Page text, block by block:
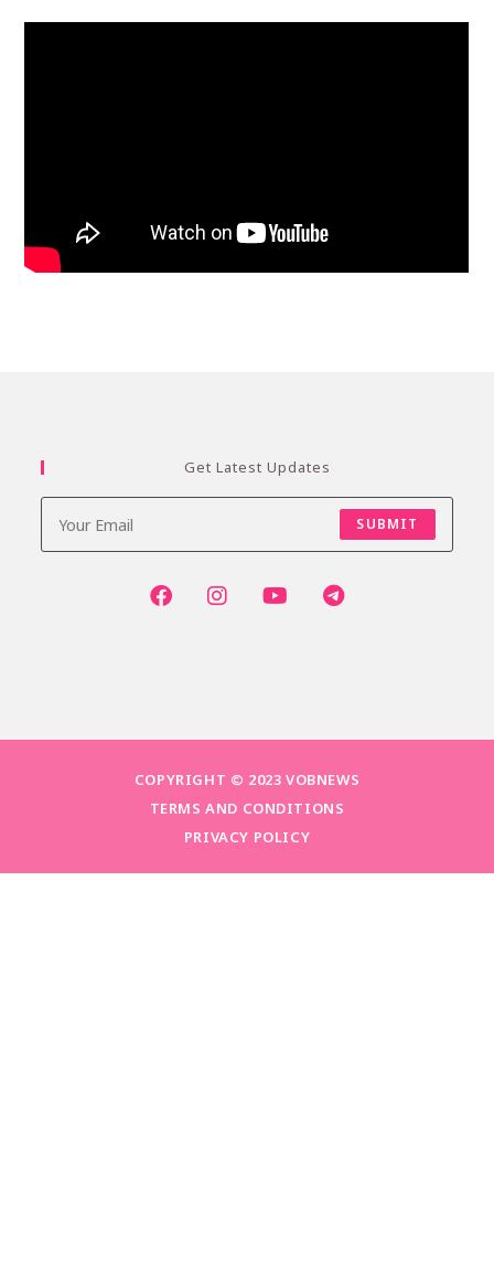
Get Latest Updates
SUBMIT
COPYRIGHT © 2023 VOBNEWS
TERMS AND CONDITIONS
PRIVACY POLICY